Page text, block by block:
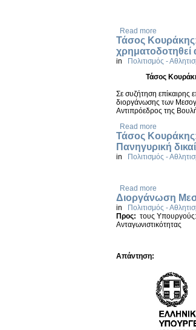
Read more
Τάσος
in Πολιτισμός -
Τάσος
Σε συζήτηση επίκαιρης
διοργάνωσης των
Αντιπρόεδρος της
Read more
Τάσος
Πανηγυρική
in Πολιτισμός -
Read more
Διοργάνωση
in Πολιτισμός -
Προς: τους
Ανταγωνιστικότητας
Απάντηση: